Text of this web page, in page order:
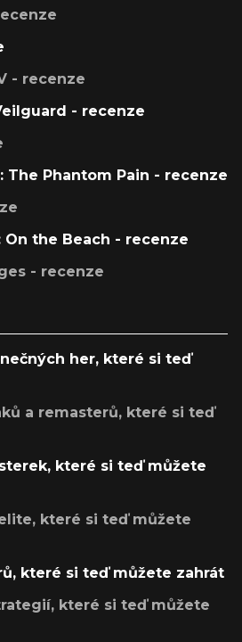
- recenze
- recenze
The Phantom Pain - recenze
On the Beach - recenze
- recenze
her, které si teď
a remasterů, které si teď
které si teď můžete
které si teď můžete
které si teď můžete zahrát
které si teď můžete